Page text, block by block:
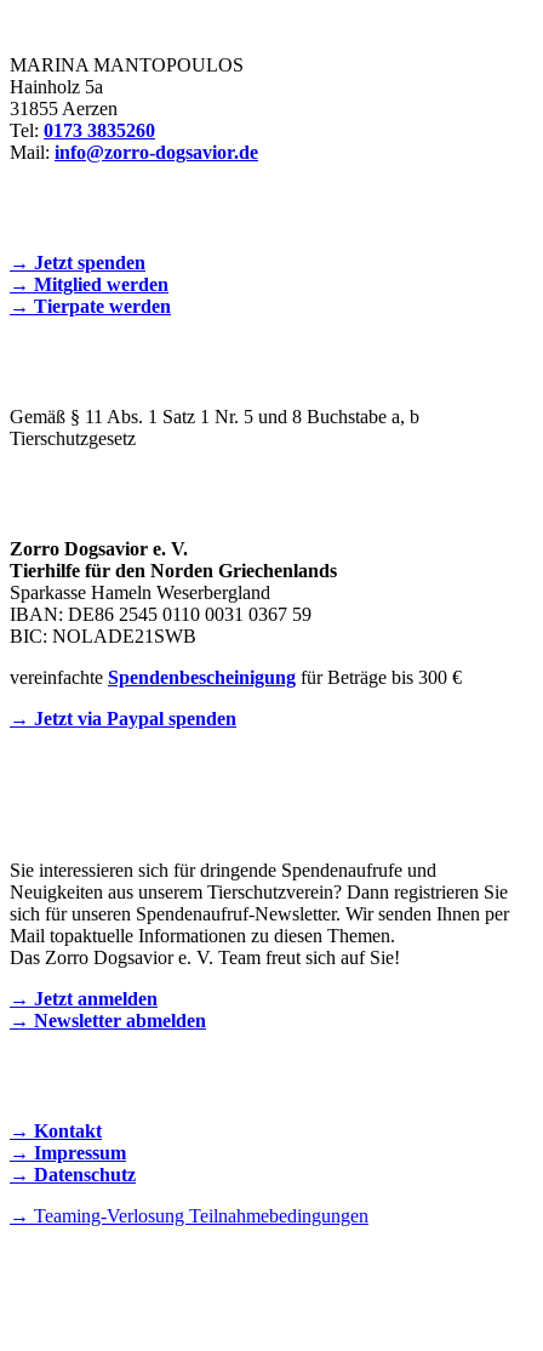
MARINA MANTOPOULOS
Hainholz 5a
31855 Aerzen
Tel: 0173 3835260
Mail: info@zorro-dogsavior.de
→ Jetzt spenden
→ Mitglied werden
→ Tierpate werden
Gemäß § 11 Abs. 1 Satz 1 Nr. 5 und 8 Buchstabe a, b
Tierschutzgesetz
Zorro Dogsavior e. V.
Tierhilfe für den Norden Griechenlands
Sparkasse Hameln Weserbergland
IBAN: DE86 2545 0110 0031 0367 59
BIC: NOLADE21SWB
vereinfachte Spendenbescheinigung für Beträge bis 300 €
→ Jetzt via Paypal spenden
Sie interessieren sich für dringende Spendenaufrufe und
Neuigkeiten aus unserem Tierschutzverein? Dann registrieren Sie
sich für unseren Spendenaufruf-Newsletter. Wir senden Ihnen per
Mail topaktuelle Informationen zu diesen Themen.
Das Zorro Dogsavior e. V. Team freut sich auf Sie!
→ Jetzt anmelden
→ Newsletter abmelden
→ Kontakt
→ Impressum
→ Datenschutz
→ Teaming-Verlosung Teilnahmebedingungen